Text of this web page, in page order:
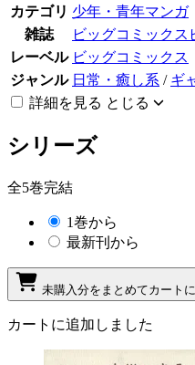
カテゴリ 少年・青年マンガ
雑誌
ビッグコミックス
レーベル ビッグコミックス
ジャンル 日常・癒し系 / ギ
詳細を見る とじる
シリーズ
全5巻完結
1巻から
最新刊から
未購入分をまとめてカート
カートに追加しました